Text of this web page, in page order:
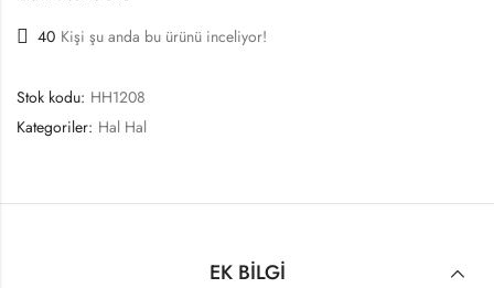
40 Kişi şu anda bu ürünü inceliyor!
Stok kodu: HH1208
Kategoriler: Hal Hal
EK BILGI